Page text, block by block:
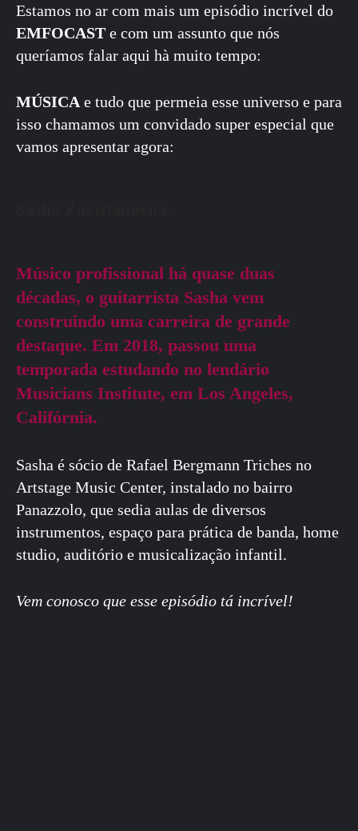
Estamos no ar com mais um episódio incrível do
EMFOCAST e com um assunto que nós
queríamos falar aqui hà muito tempo:
MÚSICA e tudo que permeia esse universo e para
isso chamamos um convidado super especial que
vamos apresentar agora:
Músico profissional há quase duas
décadas, o guitarrista Sasha vem
construindo uma carreira de grande
destaque. Em 2018, passou uma
temporada estudando no lendário
Musicians Institute, em Los Angeles,
Califórnia.
Sasha é sócio de Rafael Bergmann Triches no
Artstage Music Center, instalado no bairro
Panazzolo, que sedia aulas de diversos
instrumentos, espaço para prática de banda, home
studio, auditório e musicalização infantil.
Vem conosco que esse episódio tá incrível!